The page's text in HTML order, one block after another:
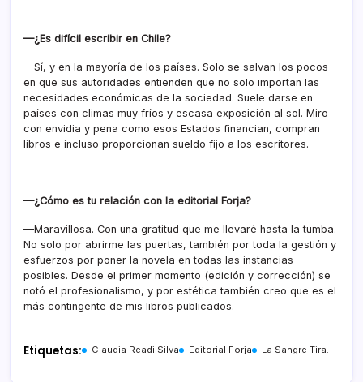
—¿Es difícil escribir en Chile?
—Sí, y en la mayoría de los países. Solo se salvan los pocos
en que sus autoridades entienden que no solo importan las
necesidades económicas de la sociedad. Suele darse en
países con climas muy fríos y escasa exposición al sol. Miro
con envidia y pena como esos Estados financian, compran
libros e incluso proporcionan sueldo fijo a los escritores.
—¿Cómo es tu relación con la editorial Forja?
—Maravillosa. Con una gratitud que me llevaré hasta la tumba.
No solo por abrirme las puertas, también por toda la gestión y
esfuerzos por poner la novela en todas las instancias
posibles. Desde el primer momento (edición y corrección) se
notó el profesionalismo, y por estética también creo que es el
más contingente de mis libros publicados.
Etiquetas: Claudia Readi Silva Editorial Forja La Sangre Tira.